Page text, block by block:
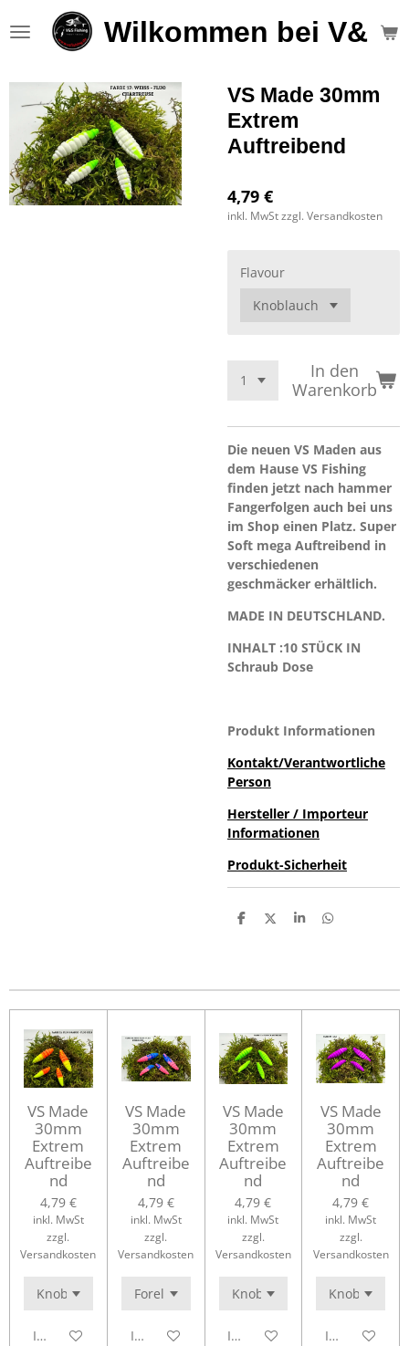
Hauptinhalt
Wilkommen bei V&S
VS Made 30mm
Extrem
Auftreibend
4,79 €
inkl. MwSt zzgl. Versandkosten
Flavour
In den
Warenkorb
Die neuen VS Maden aus
dem Hause VS Fishing
finden jetzt nach hammer
Fangerfolgen auch bei uns
im Shop einen Platz. Super
Soft mega Auftreibend in
verschiedenen
geschmäcker erhältlich.
MADE IN DEUTSCHLAND.
INHALT :10 STÜCK IN
Schraub Dose
Produkt Informationen
Kontakt/Verantwortliche
Person
Hersteller / Importeur
Informationen
Produkt-Sicherheit
T
n
T
n
T
n
T
n
VS Made
30mm
Extrem
Auftreibe
nd
4,79 €
inkl. MwSt
zzgl.
Versandkosten
In den Warenkorb
VS Made
30mm
Extrem
Auftreibe
nd
4,79 €
inkl. MwSt
zzgl.
Versandkosten
In den Warenkorb
VS Made
30mm
Extrem
Auftreibe
nd
4,79 €
inkl. MwSt
zzgl.
Versandkosten
In den Warenkorb
VS Made
30mm
Extrem
Auftreibe
nd
4,79 €
inkl. MwSt
zzgl.
Versandkosten
In den